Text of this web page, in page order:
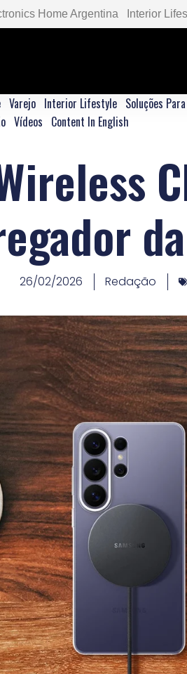
Home Argentina Interior
Varejo Interior Lifestyle Soluções
Vídeos Content In English
26/02/2026 Redação